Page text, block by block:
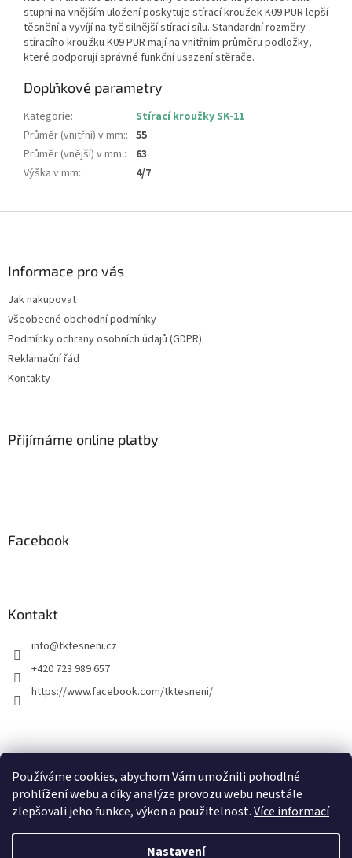
Používáme cookies, abychom Vám umožnili pohodlné
prohlížení webu a díky analýze provozu webu neustále
zlepšovali jeho funkce, výkon a použitelnost.Více informací
Nastavení
stupni na vnějším uložení poskytuje stírací kroužek K09 PUR lepší
těsnění a vyvíjí na tyč silnější stírací sílu. Standardní rozměry
stíracího kroužku K09 PUR mají na vnitřním průměru podložky,
které podporují správné funkční usazení stěrače.
Doplňkové parametry
Kategorie:
Stírací kroužky SK-11
Průměr (vnitřní) v mm:: 55
Průměr (vnější) v mm::
63
Výška v mm:: 4/7
Informace pro vás
Jak nakupovat
Všeobecné obchodní podmínky
Podmínky ochrany osobních údajů (GDPR)
Reklamační řád
Kontakty
Přijímáme online platby
Facebook
Kontakt
info@tktesneni.cz
+420 723 989 657
https://www.facebook.com/tktesneni/